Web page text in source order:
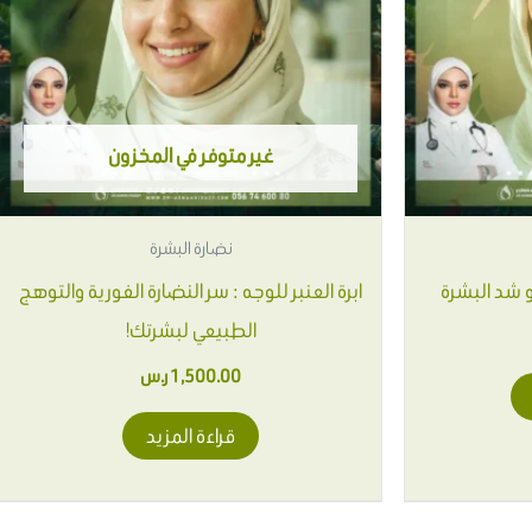
و شد البشرة
غير متوفر في المخزون
نضارة البشرة
ابرة العنبر للوجه : سر النضارة الفورية والتوهج
الطبيعي لبشرتك!
1,500.00ر.س
قراءة المزيد